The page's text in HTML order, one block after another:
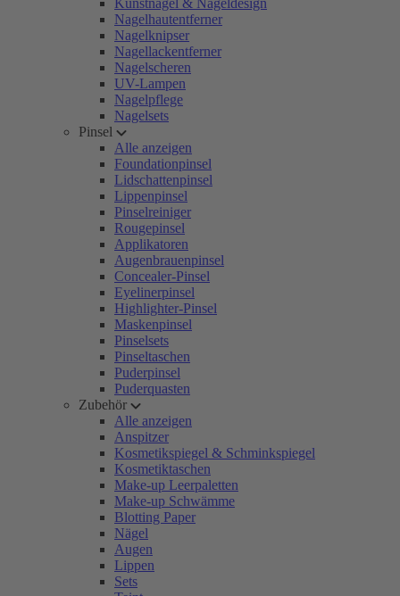
Kunstnägel & Nageldesign
Nagelhautentferner
Nagelknipser
Nagellackentferner
Nagelscheren
UV-Lampen
Nagelpflege
Nagelsets
Pinsel
Alle anzeigen
Foundationpinsel
Lidschattenpinsel
Lippenpinsel
Pinselreiniger
Rougepinsel
Applikatoren
Augenbrauenpinsel
Concealer-Pinsel
Eyelinerpinsel
Highlighter-Pinsel
Maskenpinsel
Pinselsets
Pinseltaschen
Puderpinsel
Puderquasten
Zubehör
Alle anzeigen
Anspitzer
Kosmetikspiegel & Schminkspiegel
Kosmetiktaschen
Make-up Leerpaletten
Make-up Schwämme
Blotting Paper
Nägel
Augen
Lippen
Sets